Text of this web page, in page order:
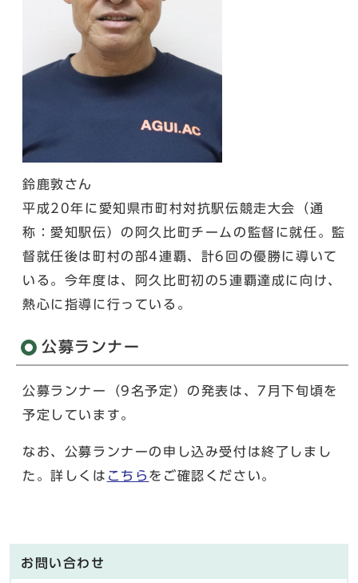
鈴鹿敦さん
平成20年に愛知県市町村対抗駅伝競走大会（通
称：愛知駅伝）の阿久比町チームの監督に就任。監
督就任後は町村の部4連覇、計6回の優勝に導いて
いる。今年度は、阿久比町初の5連覇達成に向け、
熱心に指導に行っている。
公募ランナー
公募ランナー（9名予定）の発表は、7月下旬頃を
予定しています。
なお、公募ランナーの申し込み受付は終了しまし
た。詳しくは こちら をご確認ください。
お問い合わせ